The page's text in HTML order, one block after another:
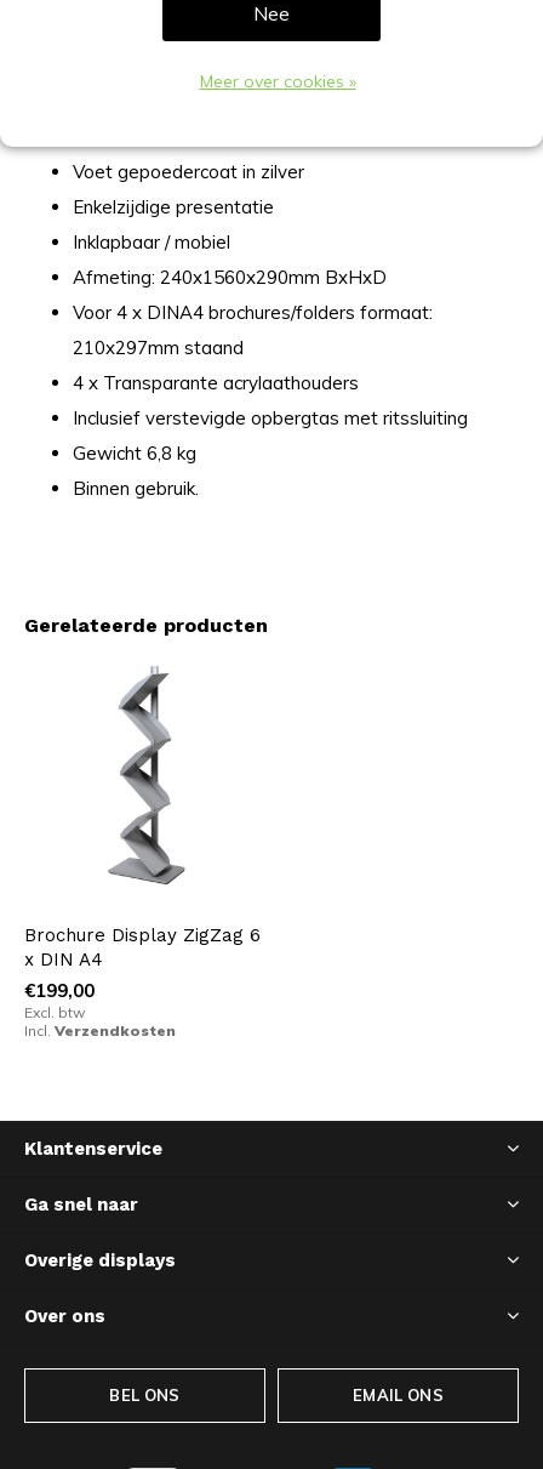
DINA4 brochures:
Voet gepoedercoat in zilver
Enkelzijdige presentatie
Inklapbaar / mobiel
Afmeting: 240x1560x290mm BxHxD
Voor 4 x DINA4 brochures/folders formaat:
210x297mm staand
4 x Transparante acrylaathouders
Inclusief verstevigde opbergtas met ritssluiting
Gewicht 6,8 kg
Binnen gebruik.
Gerelateerde producten
Brochure Display ZigZag 6
x DIN A4
€199,00
Excl. btw
Incl. Verzendkosten
Klantenservice
Ga snel naar
Overige displays
Over ons
BEL ONS EMAIL ONS
Nee
Meer over cookies »